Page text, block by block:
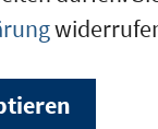
zur Vermietung.